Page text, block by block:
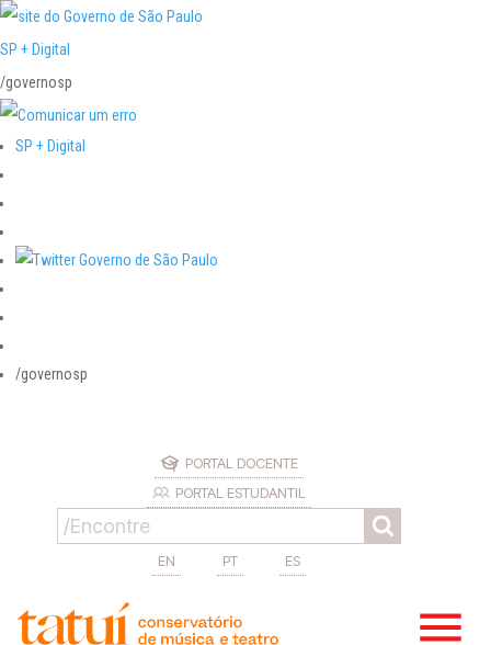
SP + Digital
/governosp
SP + Digital
/governosp
PORTAL DOCENTE
PORTAL ESTUDANTIL
EN PT ES